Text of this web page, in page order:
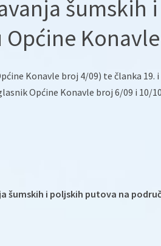
šumskih i
Konavle
Konavle broj 4/09) te članka 19. i
Općine Konavle broj 6/09 i 10/
šumskih i poljskih putova na